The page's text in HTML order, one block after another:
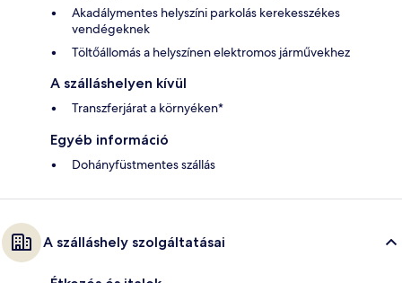
Akadálymentes helyszíni parkolás kerekesszékes
vendégeknek
Töltőállomás a helyszínen elektromos járművekhez
A szálláshelyen kívül
Transzferjárat a környéken*
Egyéb információ
Dohányfüstmentes szállás
A szálláshely szolgáltatásai